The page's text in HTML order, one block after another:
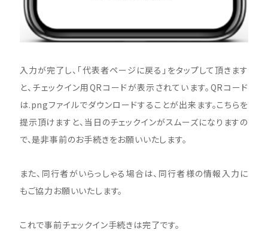
入力が完了し、「代表者ページに戻る」をタップして頂きます
と、チェックイン用QRコードが表示されています。QRコード
は.pngファイルでダウンロードすることが出来ます。こちらを
提示頂けますと、当日のチェックインがスムーズになりますの
で、是非事前のお手続きをお願いいたします。
また、同行者がいらっしゃる場合は、同行者様の情報入力に
もご協力お願いいたします。
これで事前チェックイン手続きは完了です。